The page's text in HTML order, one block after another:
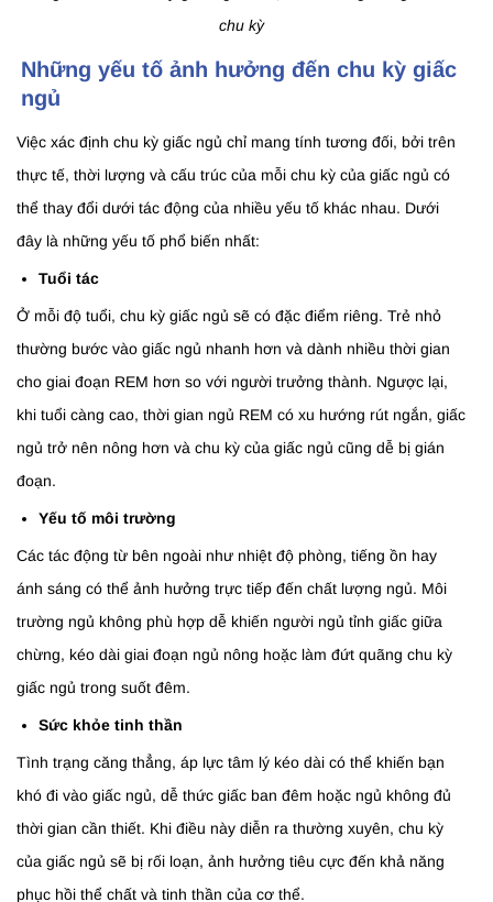
chu kỳ
Những yếu tố ảnh hưởng đến chu kỳ giấc
ngủ
Việc xác định chu kỳ giấc ngủ chỉ mang tính tương đối, bởi trên
thực tế, thời lượng và cấu trúc của mỗi chu kỳ của giấc ngủ có
thể thay đổi dưới tác động của nhiều yếu tố khác nhau. Dưới
đây là những yếu tố phổ biến nhất:
Tuổi tác
Ở mỗi độ tuổi, chu kỳ giấc ngủ sẽ có đặc điểm riêng. Trẻ nhỏ
thường bước vào giấc ngủ nhanh hơn và dành nhiều thời gian
cho giai đoạn REM hơn so với người trưởng thành. Ngược lại,
khi tuổi càng cao, thời gian ngủ REM có xu hướng rút ngắn, giấc
ngủ trở nên nông hơn và chu kỳ của giấc ngủ cũng dễ bị gián
đoạn.
Yếu tố môi trường
Các tác động từ bên ngoài như nhiệt độ phòng, tiếng ồn hay
ánh sáng có thể ảnh hưởng trực tiếp đến chất lượng ngủ. Môi
trường ngủ không phù hợp dễ khiến người ngủ tỉnh giấc giữa
chừng, kéo dài giai đoạn ngủ nông hoặc làm đứt quãng chu kỳ
giấc ngủ trong suốt đêm.
Sức khỏe tinh thần
Tình trạng căng thẳng, áp lực tâm lý kéo dài có thể khiến bạn
khó đi vào giấc ngủ, dễ thức giấc ban đêm hoặc ngủ không đủ
thời gian cần thiết. Khi điều này diễn ra thường xuyên, chu kỳ
của giấc ngủ sẽ bị rối loạn, ảnh hưởng tiêu cực đến khả năng
phục hồi thể chất và tinh thần của cơ thể.